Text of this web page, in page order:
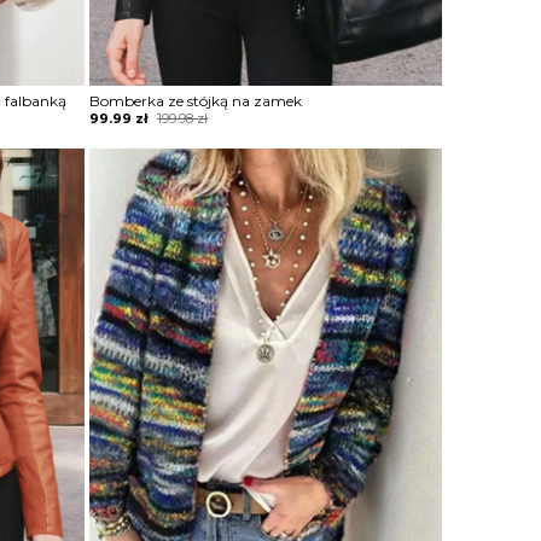
Bomberka ze stójką na zamek
199.98zł
Original
was:
199.98 zł.
99.99 zł
Current
is:
99.99 zł.